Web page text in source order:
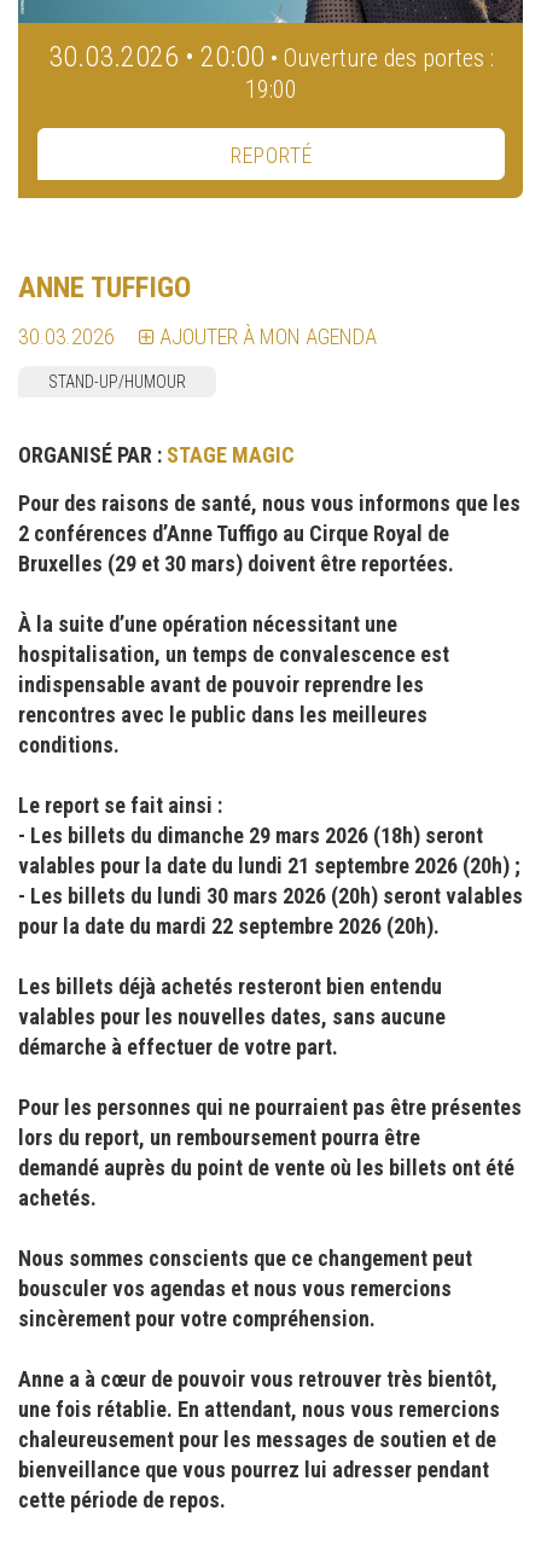
30.03.2026 • 20:00 • Ouverture des portes :
19:00
REPORTÉ
ANNE TUFFIGO
30.03.2026 AJOUTER À MON AGENDA
STAND-UP/HUMOUR
ORGANISÉ PAR : STAGE MAGIC
Pour des raisons de santé, nous vous informons que les
2 conférences d’Anne Tuffigo au Cirque Royal de
Bruxelles (29 et 30 mars) doivent être reportées.
À la suite d’une opération nécessitant une
hospitalisation, un temps de convalescence est
indispensable avant de pouvoir reprendre les
rencontres avec le public dans les meilleures
conditions.
Le report se fait ainsi :
- ⁠Les billets du dimanche 29 mars 2026 (18h) seront
valables pour la date du lundi 21 septembre 2026 (20h) ;
- ⁠Les billets du lundi 30 mars 2026 (20h) seront valables
pour la date du mardi 22 septembre 2026 (20h).
Les billets déjà achetés resteront bien entendu
valables pour les nouvelles dates, sans aucune
démarche à effectuer de votre part.
Pour les personnes qui ne pourraient pas être présentes
lors du report, un remboursement pourra être
demandé auprès du point de vente où les billets ont été
achetés.
Nous sommes conscients que ce changement peut
bousculer vos agendas et nous vous remercions
sincèrement pour votre compréhension.
Anne a à cœur de pouvoir vous retrouver très bientôt,
une fois rétablie. En attendant, nous vous remercions
chaleureusement pour les messages de soutien et de
bienveillance que vous pourrez lui adresser pendant
cette période de repos.